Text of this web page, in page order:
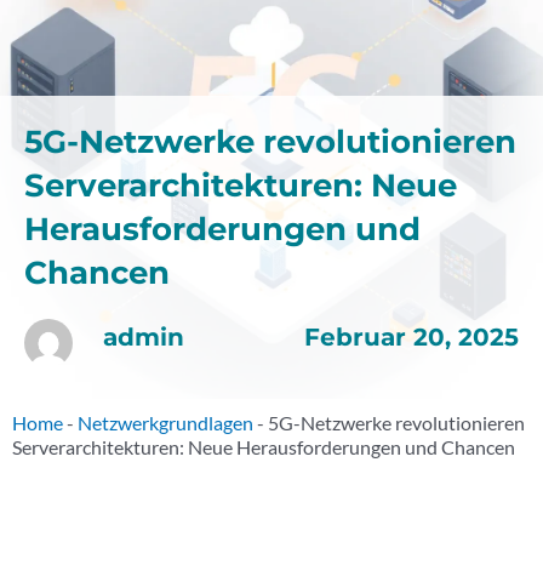
5G-Netzwerke revolutionieren
Serverarchitekturen: Neue
Herausforderungen und
Chancen
admin Februar 20, 2025
Home- Netzwerkgrundlagen - 5G-Netzwerke revolutionieren
Serverarchitekturen: Neue Herausforderungen und Chancen